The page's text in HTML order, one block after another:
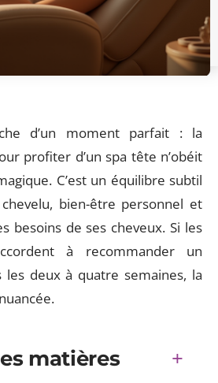
d’un moment parfait : la
profiter d’un spa tête n’obéit
C’est un équilibre subtil
bien-être personnel et
besoins de ses cheveux. Si les
à recommander un
les deux à quatre semaines, la
matières